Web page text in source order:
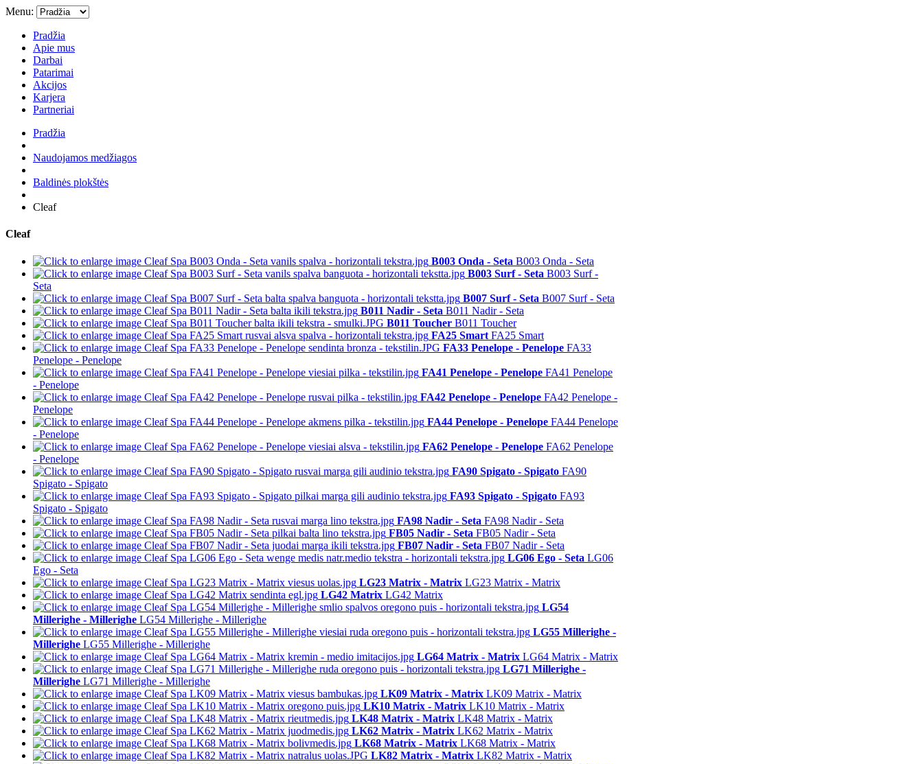
Menu:
Pradžia
Apie mus
Darbai
Patarimai
Akcijos
Karjera
Partneriai
Pradžia
Naudojamos medžiagos
Baldinės plokštės
Cleaf
Cleaf
B003 Onda - Seta B003 Onda - Seta
B003 Surf - Seta B003 Surf -
Seta
B007 Surf - Seta B007 Surf - Seta
B011 Nadir - Seta B011 Nadir - Seta
B011 Toucher B011 Toucher
FA25 Smart FA25 Smart
FA33 Penelope - Penelope FA33
Penelope - Penelope
FA41 Penelope - Penelope FA41 Penelope
- Penelope
FA42 Penelope - Penelope FA42 Penelope -
Penelope
FA44 Penelope - Penelope FA44 Penelope
- Penelope
FA62 Penelope - Penelope FA62 Penelope
- Penelope
FA90 Spigato - Spigato FA90
Spigato - Spigato
FA93 Spigato - Spigato FA93
Spigato - Spigato
FA98 Nadir - Seta FA98 Nadir - Seta
FB05 Nadir - Seta FB05 Nadir - Seta
FB07 Nadir - Seta FB07 Nadir - Seta
LG06 Ego - Seta LG06
Ego - Seta
LG23 Matrix - Matrix LG23 Matrix - Matrix
LG42 Matrix LG42 Matrix
LG54
Millerighe - Millerighe LG54 Millerighe - Millerighe
LG55 Millerighe -
Millerighe LG55 Millerighe - Millerighe
LG64 Matrix - Matrix LG64 Matrix - Matrix
LG71 Millerighe -
Millerighe LG71 Millerighe - Millerighe
LK09 Matrix - Matrix LK09 Matrix - Matrix
LK10 Matrix - Matrix LK10 Matrix - Matrix
LK48 Matrix - Matrix LK48 Matrix - Matrix
LK62 Matrix - Matrix LK62 Matrix - Matrix
LK68 Matrix - Matrix LK68 Matrix - Matrix
LK82 Matrix - Matrix LK82 Matrix - Matrix